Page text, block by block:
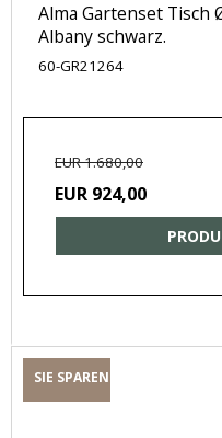
Alma Gartenset Tisch
Albany schwarz.
60-GR21264
EUR 1.680,00
EUR 924,00
SIE SPAREN